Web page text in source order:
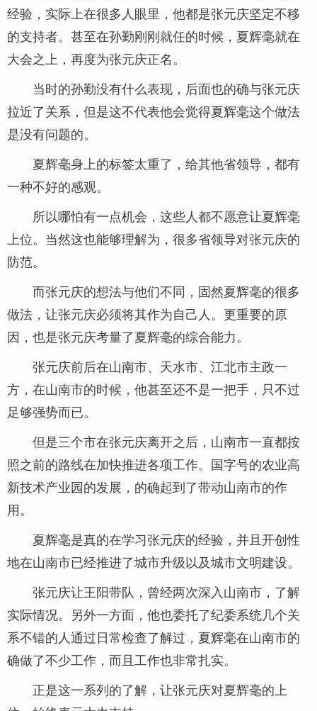
经验，实际上在很多人眼里，他都是张元庆坚定不移
的支持者。甚至在孙勤刚刚就任的时候，夏辉毫就在
大会之上，再度为张元庆正名。
当时的孙勤没有什么表现，后面也的确与张元庆
拉近了关系，但是这不代表他会觉得夏辉毫这个做法
是没有问题的。
夏辉毫身上的标签太重了，给其他省领导，都有
一种不好的感观。
所以哪怕有一点机会，这些人都不愿意让夏辉毫
上位。当然这也能够理解为，很多省领导对张元庆的
防范。
而张元庆的想法与他们不同，固然夏辉毫的很多
做法，让张元庆必须将其作为自己人。更重要的原
因，也是张元庆考量了夏辉毫的综合能力。
张元庆前后在山南市、天水市、江北市主政一
方，在山南市的时候，他甚至还不是一把手，只不过
足够强势而已。
但是三个市在张元庆离开之后，山南市一直都按
照之前的路线在加快推进各项工作。国字号的农业高
新技术产业园的发展，的确起到了带动山南市的作
用。
夏辉毫是真的在学习张元庆的经验，并且开创性
地在山南市已经推进了城市升级以及城市文明建设。
张元庆让王阳带队，曾经两次深入山南市，了解
实际情况。另外一方面，他也委托了纪委系统几个关
系不错的人通过日常检查了解过，夏辉毫在山南市的
确做了不少工作，而且工作也非常扎实。
正是这一系列的了解，让张元庆对夏辉毫的上